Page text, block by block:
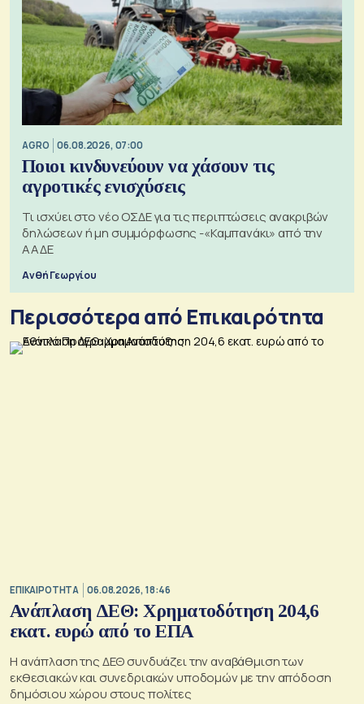
AGRO 06.08.2026, 07:00
Ποιοι κινδυνεύουν να χάσουν τις
αγροτικές ενισχύσεις
Τι ισχύει στο νέο ΟΣΔΕ για τις περιπτώσεις ανακριβών
δηλώσεων ή μη συμμόρφωσης -«Καμπανάκι» από την
ΑΑΔΕ
Ανθή Γεωργίου
Περισσότερα από Επικαιρότητα
ΕΠΙΚΑΙΡΟΤΗΤΑ 06.08.2026, 18:46
Ανάπλαση ΔΕΘ: Χρηματοδότηση 204,6
εκατ. ευρώ από το ΕΠΑ
Η ανάπλαση της ΔΕΘ συνδυάζει την αναβάθμιση των
εκθεσιακών και συνεδριακών υποδομών με την απόδοση
δημόσιου χώρου στους πολίτες